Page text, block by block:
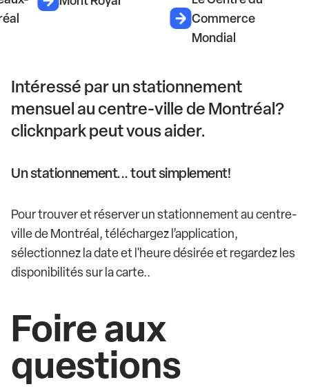
Commerce
Mondial
Intéressé par un stationnement
mensuel au centre-ville de Montréal?
clicknpark peut vous aider.
Un stationnement... tout simplement!
Pour trouver et réserver un stationnement au centre-
ville de Montréal, téléchargez l’application,
sélectionnez la date et l'heure désirée et regardez les
disponibilités sur la carte..
Foire aux
questions